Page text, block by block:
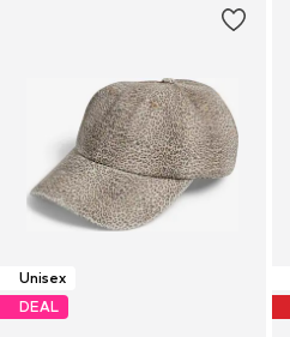
Unisex
DEAL